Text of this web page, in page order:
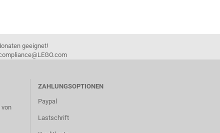
geeignet!
von
ZAHLUNGSOPTIONEN
Paypal
Lastschrift